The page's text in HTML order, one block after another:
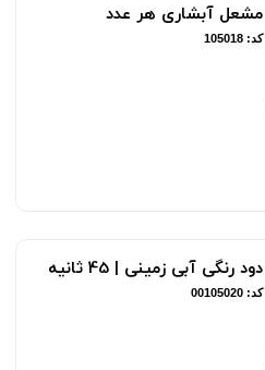
مشعل آبشاری هر عدد
کد: 105018
دود رنگی آبی زمینی | 45 ثانیه
کد: 00105020